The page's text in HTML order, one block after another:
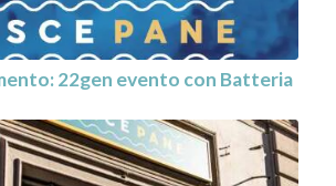
22gen evento con Batteria